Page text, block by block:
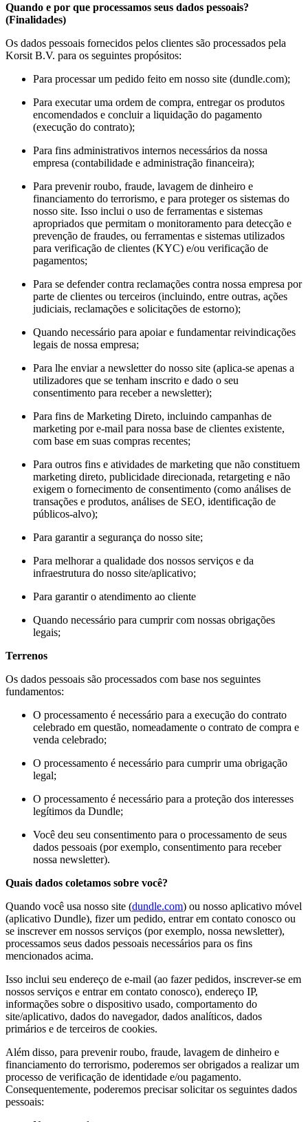
Quando e por que processamos seus dados pessoais?
(Finalidades)
Os dados pessoais fornecidos pelos clientes são processados ​​pela
Korsit B.V. para os seguintes propósitos:
Para processar um pedido feito em nosso site (dundle.com);
Para executar uma ordem de compra, entregar os produtos
encomendados e concluir a liquidação do pagamento
(execução do contrato);
Para fins administrativos internos necessários da nossa
empresa (contabilidade e administração financeira);
Para prevenir roubo, fraude, lavagem de dinheiro e
financiamento do terrorismo, e para proteger os sistemas do
nosso site. Isso inclui o uso de ferramentas e sistemas
apropriados que permitam o monitoramento para detecção e
prevenção de fraudes, ou ferramentas e sistemas utilizados
para verificação de clientes (KYC) e/ou verificação de
pagamentos;
Para se defender contra reclamações contra nossa empresa por
parte de clientes ou terceiros (incluindo, entre outras, ações
judiciais, reclamações e solicitações de estorno);
Quando necessário para apoiar e fundamentar reivindicações
legais de nossa empresa;
Para lhe enviar a newsletter do nosso site (aplica-se apenas a
utilizadores que se tenham inscrito e dado o seu
consentimento para receber a newsletter);
Para fins de Marketing Direto, incluindo campanhas de
marketing por e-mail para nossa base de clientes existente,
com base em suas compras recentes;
Para outros fins e atividades de marketing que não constituem
marketing direto, publicidade direcionada, retargeting e não
exigem o fornecimento de consentimento (como análises de
transações e produtos, análises de SEO, identificação de
públicos-alvo);
Para garantir a segurança do nosso site;
Para melhorar a qualidade dos nossos serviços e da
infraestrutura do nosso site/aplicativo;
Para garantir o atendimento ao cliente
Quando necessário para cumprir com nossas obrigações
legais;
Terrenos
Os dados pessoais são processados ​​com base nos seguintes
fundamentos:
O processamento é necessário para a execução do contrato
celebrado em questão, nomeadamente o contrato de compra e
venda celebrado;
O processamento é necessário para cumprir uma obrigação
legal;
O processamento é necessário para a proteção dos interesses
legítimos da Dundle;
Você deu seu consentimento para o processamento de seus
dados pessoais (por exemplo, consentimento para receber
nossa newsletter).
Quais dados coletamos sobre você?
Quando você usa nosso site (dundle.com) ou nosso aplicativo móvel
(aplicativo Dundle), fizer um pedido, entrar em contato conosco ou
se inscrever em nossos serviços (por exemplo, nossa newsletter),
processamos seus dados pessoais necessários para os fins
mencionados acima.
Isso inclui seu endereço de e-mail (ao fazer pedidos, inscrever-se em
nossos serviços e entrar em contato conosco), endereço IP,
informações sobre o dispositivo usado, comportamento do
site/aplicativo, dados do navegador, dados analíticos, dados
primários e de terceiros de cookies.
Além disso, para prevenir roubo, fraude, lavagem de dinheiro e
financiamento do terrorismo, poderemos ser obrigados a realizar um
processo de verificação de identidade e/ou pagamento.
Consequentemente, poderemos precisar solicitar os seguintes dados
pessoais: